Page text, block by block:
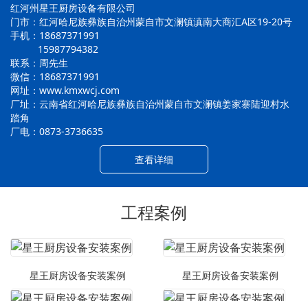
红河州星王厨房设备有限公司
门市：红河哈尼族彝族自治州蒙自市文澜镇滇南大商汇A区19-20号
手机：18687371991
15987794382
联系：周先生
微信：18687371991
网址：www.kmxwcj.com
厂址：云南省红河哈尼族彝族自治州蒙自市文澜镇姜家寨陆迎村水
踏角
厂电：0873-3736635
查看详细
工程案例
星王厨房设备安装案例 星王厨房设备安装案例